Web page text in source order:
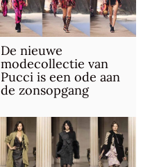
De nieuwe
modecollectie van
Pucci is een ode aan
de zonsopgang